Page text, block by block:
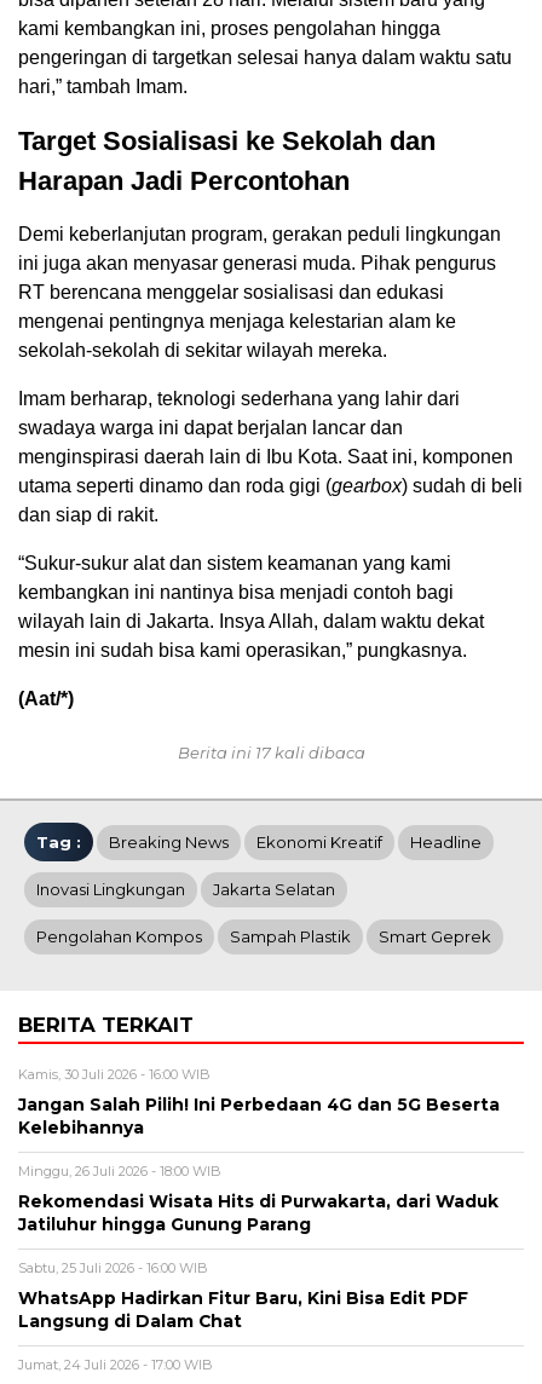
kami kembangkan ini, proses pengolahan hingga
pengeringan di targetkan selesai hanya dalam waktu satu
hari,” tambah Imam.
Target Sosialisasi ke Sekolah dan
Harapan Jadi Percontohan
Demi keberlanjutan program, gerakan peduli lingkungan
ini juga akan menyasar generasi muda. Pihak pengurus
RT berencana menggelar sosialisasi dan edukasi
mengenai pentingnya menjaga kelestarian alam ke
sekolah-sekolah di sekitar wilayah mereka.
Imam berharap, teknologi sederhana yang lahir dari
swadaya warga ini dapat berjalan lancar dan
menginspirasi daerah lain di Ibu Kota. Saat ini, komponen
utama seperti dinamo dan roda gigi (gearbox) sudah di beli
dan siap di rakit.
“Sukur-sukur alat dan sistem keamanan yang kami
kembangkan ini nantinya bisa menjadi contoh bagi
wilayah lain di Jakarta. Insya Allah, dalam waktu dekat
mesin ini sudah bisa kami operasikan,” pungkasnya.
(Aat/*)
Berita ini 17 kali dibaca
Tag : Breaking News Ekonomi Kreatif Headline
Inovasi Lingkungan Jakarta Selatan
Pengolahan Kompos Sampah Plastik Smart Geprek
BERITA TERKAIT
Kamis, 30 Juli 2026 - 16:00 WIB
Jangan Salah Pilih! Ini Perbedaan 4G dan 5G Beserta
Kelebihannya
Minggu, 26 Juli 2026 - 18:00 WIB
Rekomendasi Wisata Hits di Purwakarta, dari Waduk
Jatiluhur hingga Gunung Parang
Sabtu, 25 Juli 2026 - 16:00 WIB
WhatsApp Hadirkan Fitur Baru, Kini Bisa Edit PDF
Langsung di Dalam Chat
Jumat, 24 Juli 2026 - 17:00 WIB